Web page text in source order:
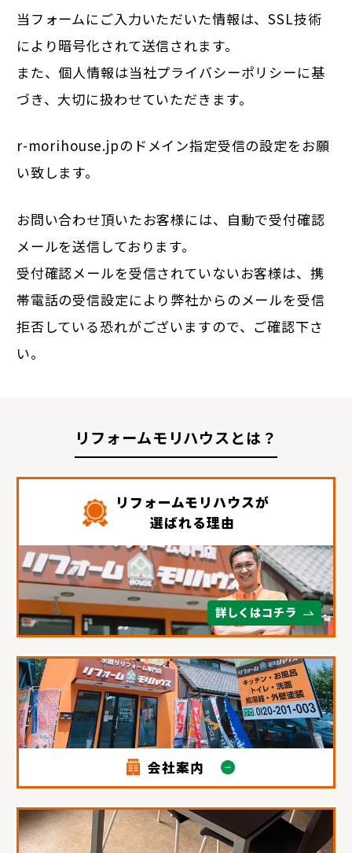
当フォームにご入力いただいた情報は、SSL技術
により暗号化されて送信されます。
また、個人情報は当社プライバシーポリシーに基
づき、大切に扱わせていただきます。
r-morihouse.jpのドメイン指定受信の設定をお願
い致します。
お問い合わせ頂いたお客様には、自動で受付確認
メールを送信しております。
受付確認メールを受信されていないお客様は、携
帯電話の受信設定により弊社からのメールを受信
拒否している恐れがございますので、ご確認下さ
い。
リフォームモリハウスとは？
リフォームモリハウスが
選ばれる理由
詳しくはコチラ
会社案内